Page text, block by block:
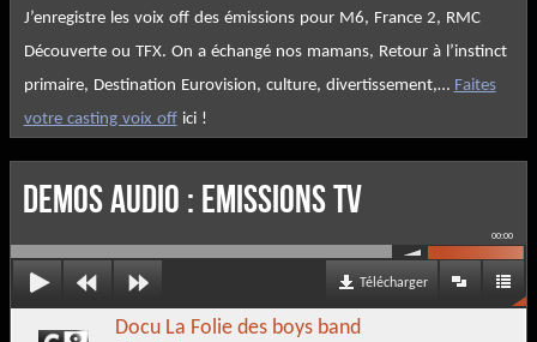
J’enregistre les voix off des émissions pour M6, France 2, RMC
Découverte ou TFX. On a échangé nos mamans, Retour à l’instinct
primaire, Destination Eurovision, culture, divertissement,… Faites
votre casting voix offici !
DEMOS AUDIO : Emissions TV
00:00
Télécharger
Docu La Folie des boys band